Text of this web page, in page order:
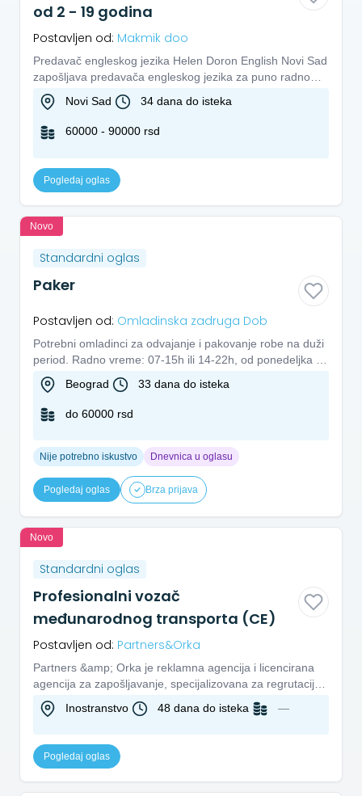
od 2 - 19 godina
Postavljen od: Makmik doo
Predavač engleskog jezika Helen Doron English Novi Sad
zapošljava predavača engleskog jezika za puno radno
vreme. Lokaci...
Novi Sad 34 dana do isteka
60000 - 90000 rsd
Pogledaj oglas
Novo
Standardni oglas
Paker
Postavljen od: Omladinska zadruga Dob
Potrebni omladinci za odvajanje i pakovanje robe na duži
period. Radno vreme: 07-15h ili 14-22h, od ponedeljka do
petka...
Beograd 33 dana do isteka
do 60000 rsd
Nije potrebno iskustvo Dnevnica u oglasu
Pogledaj oglas Brza prijava
Novo
Standardni oglas
Profesionalni vozač
međunarodnog transporta (CE)
Postavljen od: Partners&Orka
Partners &amp; Orka je reklamna agencija i licencirana
agencija za zapošljavanje, specijalizovana za regrutaciju i
selek...
Inostranstvo 48 dana do isteka —
Pogledaj oglas